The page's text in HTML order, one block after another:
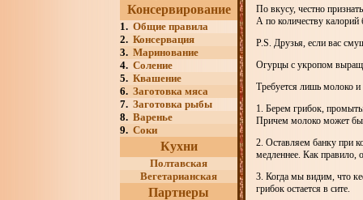
Консервирование
1. Общие правила
2. Консервация
3. Маринование
4. Соление
5. Квашение
6. Заготовка мяса
7. Заготовка рыбы
8. Варенье
9. Соки
Кухни
Полтавская
Вегетарианская
Партнеры
По вкусу, честно
А по количеству калорий
P.S. Друзья, если вас
Огурцы с укропом
Требуется лишь молоко
1. Берем грибок,
Причем молоко может
2. Оставляем банку при
медленнее. Как правило,
3. Когда мы видим, что
грибок остается в сите.